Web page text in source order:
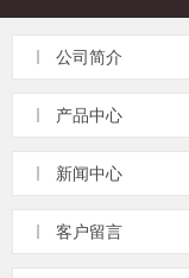
公司简介
产品中心
新闻中心
客户留言